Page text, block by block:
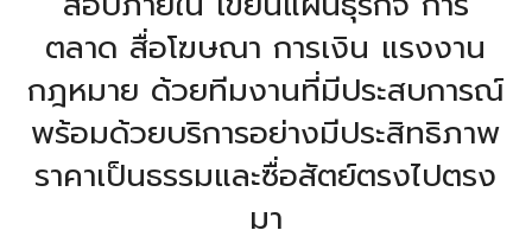
ตลาด สื่อโฆษณา การเงิน แรงงาน
กฎหมาย ด้วยทีมงานที่มีประสบการณ์
พร้อมด้วยบริการอย่างมีประสิทธิภาพ
ราคาเป็นธรรมและซื่อสัตย์ตรงไปตรง
มา